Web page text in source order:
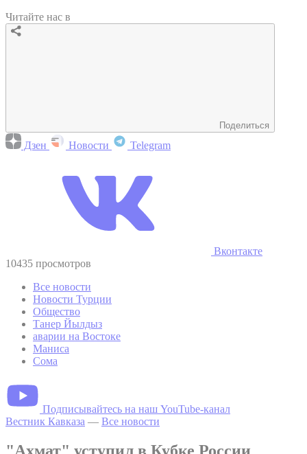
Читайте нас в
Поделиться
Дзен Новости Telegram
Вконтакте
10435 просмотров
Все новости
Новости Турции
Общество
Танер Йылдыз
аварии на Востоке
Маниса
Сома
Подписывайтесь на наш YouTube-канал
Вестник Кавказа — Все новости
"Ахмат" уступил в Кубке России